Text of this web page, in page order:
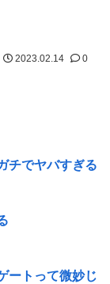
2023.02.14 0
チでヤバすぎる
ートって微妙じ